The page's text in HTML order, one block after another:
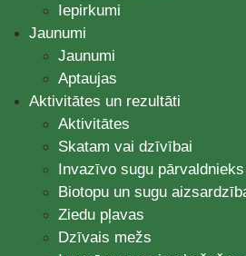
Iepirkumi
Jaunumi
Jaunumi
Aptaujas
Aktivitātes un rezultāti
Aktivitātes
Skatam vai dzīvībai
Invazīvo sugu pārvaldnieks
Biotopu un sugu
Ziedu pļavas
Dzīvais mežs